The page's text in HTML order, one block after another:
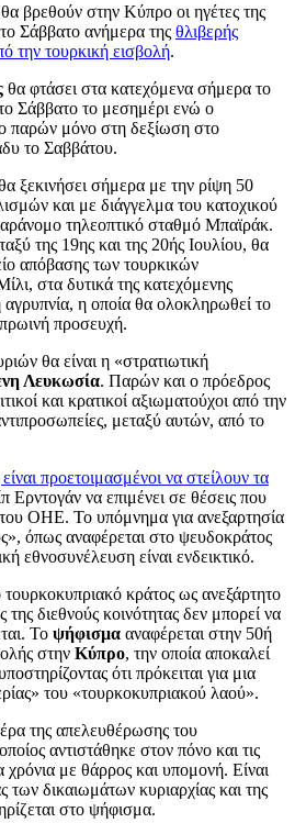
βρεθούν στην Κύπρο οι ηγέτες της
Σάββατο ανήμερα της θλιβερής
την τουρκική εισβολή.
θα φτάσει στα κατεχόμενα σήμερα το
Σάββατο το μεσημέρι ενώ ο
παρών μόνο στη δεξίωση στο
το Σαββάτου.
ξεκινήσει σήμερα με την ρίψη 50
και με διάγγελμα του κατοχικού
τηλεοπτικό σταθμό Μπαϊράκ.
της 19ης και της 20ής Ιουλίου, θα
απόβασης των τουρκικών
στα δυτικά της κατεχόμενης
η οποία θα ολοκληρωθεί το
προσευχή.
θα είναι η «στρατιωτική
Λευκωσία. Παρών και ο πρόεδρος
και κρατικοί αξιωματούχοι από την
μεταξύ αυτών, από το
προετοιμασμένοι να στείλουν τα
Ερντογάν να επιμένει σε θέσεις που
ΟΗΕ. Το υπόμνημα για ανεξαρτησία
όπως αναφέρεται στο ψευδοκράτος
εθνοσυνέλευση είναι ενδεικτικό.
κράτος ως ανεξάρτητο
της διεθνούς κοινότητας δεν μπορεί να
Το ψήφισμα αναφέρεται στην 50ή
στην Κύπρο, την οποία αποκαλεί
ότι πρόκειται για μια
του «τουρκοκυπριακού λαού».
της απελευθέρωσης του
αντιστάθηκε στον πόνο και τις
χρόνια με θάρρος και υπομονή. Είναι
των δικαιωμάτων κυριαρχίας και της
στο ψήφισμα.